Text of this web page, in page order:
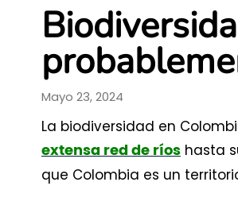
Mayo 23, 2024
La biodiversidad en
extensa red de ríos hasta
que Colombia es un